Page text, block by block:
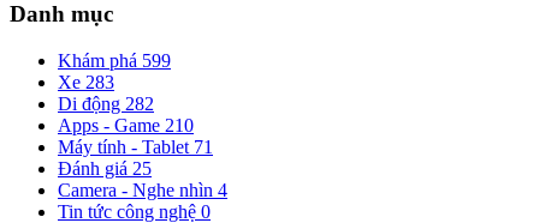
Danh mục
Khám phá 599
Xe 283
Di động 282
Apps - Game 210
Máy tính - Tablet 71
Đánh giá 25
Camera - Nghe nhìn 4
Tin tức công nghệ 0